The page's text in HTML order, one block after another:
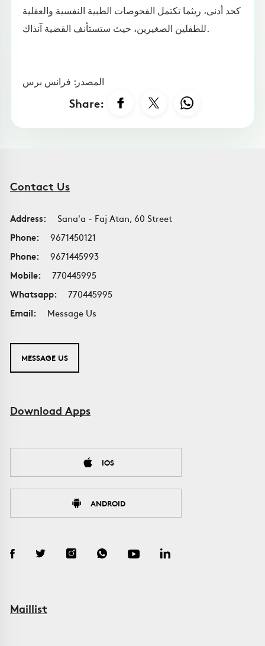
كحد أدنى، ريثما تكتمل الفحوصات الطبية النفسية والعقلية
للطفلين الصغيرين، حيث ستستأنف القضية آنذاك.
المصدر: فرانس برس
Share:
Contact Us
Address:
Sana'a - Faj Atan, 60 Street
Phone:
9671450121
Phone:
9671445993
Mobile:
770445995
Whatsapp:
770445995
Email:
Message Us
MESSAGE US
Download Apps
IOS
ANDROID
Maillist